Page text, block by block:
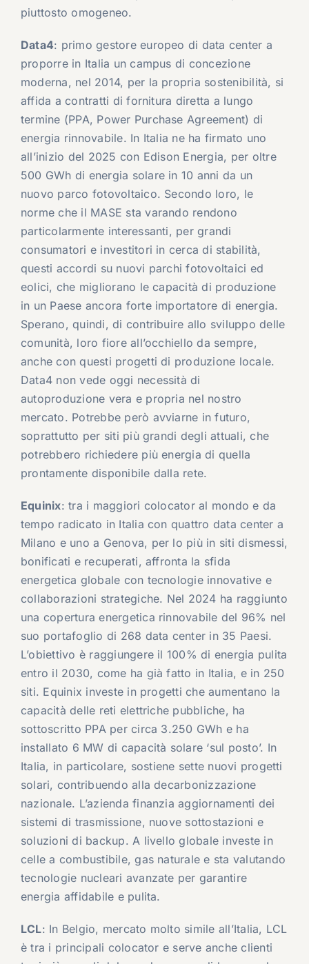
piuttosto omogeneo.
Data4: primo gestore europeo di data center a
proporre in Italia un campus di concezione
moderna, nel 2014, per la propria sostenibilità, si
affida a contratti di fornitura diretta a lungo
termine (PPA, Power Purchase Agreement) di
energia rinnovabile. In Italia ne ha firmato uno
all’inizio del 2025 con Edison Energia, per oltre
500 GWh di energia solare in 10 anni da un
nuovo parco fotovoltaico. Secondo loro, le
norme che il MASE sta varando rendono
particolarmente interessanti, per grandi
consumatori e investitori in cerca di stabilità,
questi accordi su nuovi parchi fotovoltaici ed
eolici, che migliorano le capacità di produzione
in un Paese ancora forte importatore di energia.
Sperano, quindi, di contribuire allo sviluppo delle
comunità, loro fiore all’occhiello da sempre,
anche con questi progetti di produzione locale.
Data4 non vede oggi necessità di
autoproduzione vera e propria nel nostro
mercato. Potrebbe però avviarne in futuro,
soprattutto per siti più grandi degli attuali, che
potrebbero richiedere più energia di quella
prontamente disponibile dalla rete.
Equinix: tra i maggiori colocator al mondo e da
tempo radicato in Italia con quattro data center a
Milano e uno a Genova, per lo più in siti dismessi,
bonificati e recuperati, affronta la sfida
energetica globale con tecnologie innovative e
collaborazioni strategiche. Nel 2024 ha raggiunto
una copertura energetica rinnovabile del 96% nel
suo portafoglio di 268 data center in 35 Paesi.
L’obiettivo è raggiungere il 100% di energia pulita
entro il 2030, come ha già fatto in Italia, e in 250
siti. Equinix investe in progetti che aumentano la
capacità delle reti elettriche pubbliche, ha
sottoscritto PPA per circa 3.250 GWh e ha
installato 6 MW di capacità solare ‘sul posto’. In
Italia, in particolare, sostiene sette nuovi progetti
solari, contribuendo alla decarbonizzazione
nazionale. L’azienda finanzia aggiornamenti dei
sistemi di trasmissione, nuove sottostazioni e
soluzioni di backup. A livello globale investe in
celle a combustibile, gas naturale e sta valutando
tecnologie nucleari avanzate per garantire
energia affidabile e pulita.
LCL: In Belgio, mercato molto simile all’Italia, LCL
è tra i principali colocator e serve anche clienti